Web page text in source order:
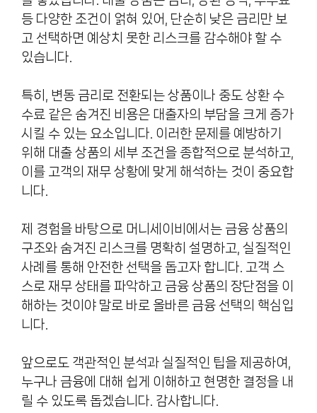
등 다양한 조건이 얽혀 있어, 단순히 낮은 금리만 보
고 선택하면 예상치 못한 리스크를 감수해야 할 수
있습니다.
특히, 변동 금리로 전환되는 상품이나 중도 상환 수
수료 같은 숨겨진 비용은 대출자의 부담을 크게 증가
시킬 수 있는 요소입니다. 이러한 문제를 예방하기
위해 대출 상품의 세부 조건을 종합적으로 분석하고,
이를 고객의 재무 상황에 맞게 해석하는 것이 중요합
니다.
제 경험을 바탕으로 머니세이비에서는 금융 상품의
구조와 숨겨진 리스크를 명확히 설명하고, 실질적인
사례를 통해 안전한 선택을 돕고자 합니다. 고객 스
스로 재무 상태를 파악하고 금융 상품의 장단점을 이
해하는 것이야 말로 바로 올바른 금융 선택의 핵심입
니다.
앞으로도 객관적인 분석과 실질적인 팁을 제공하여,
누구나 금융에 대해 쉽게 이해하고 현명한 결정을 내
릴 수 있도록 돕겠습니다. 감사합니다.